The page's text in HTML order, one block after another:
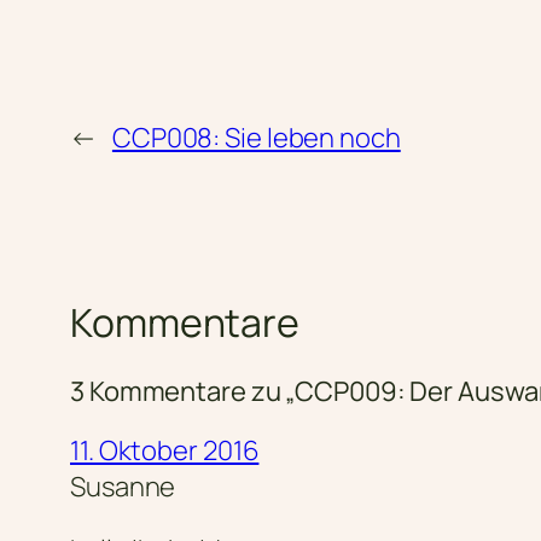
← CCP008: Sie leben noch
Kommentare
3 Kommentare zu „CCP009: Der
11. Oktober 2016
Susanne